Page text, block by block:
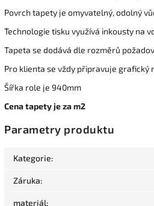
Povrch tapety je omyvatelný, odolný
Technologie tisku využívá inkousty na
Tapeta se dodává dle rozměrů
Pro klienta se vždy připravuje grafický
Šířka role je 940mm
Cena tapety je za m2
Parametry produktu
Kategorie:
Záruka:
materiál: